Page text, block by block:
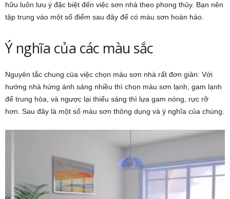
hữu luôn lưu ý đặc biệt đến việc sơn nhà theo phong thủy. Bạn nên
tập trung vào một số điểm sau đây để có màu sơn hoàn hảo.
Ý nghĩa của các màu sắc
Nguyên tắc chung của việc chọn màu sơn nhà rất đơn giản: Với
hướng nhà hứng ánh sáng nhiều thì chọn màu sơn lạnh, gam lạnh
để trung hòa, và ngược lại thiếu sáng thì lựa gam nóng, rực rỡ
hơn. Sau đây là một số màu sơn thông dụng và ý nghĩa của chúng.